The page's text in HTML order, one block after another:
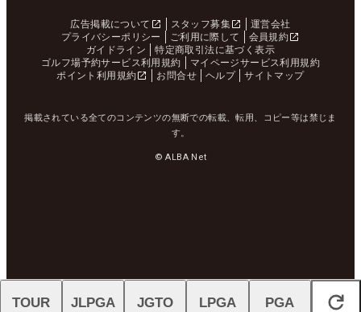
広告掲載について スタッフ募集
運営会社
プライバシーポリシー
ご利用に際して
会員規約
ガイドライン
特定商取引法に基づく表示
ゴルフ場予約サービス利用規約
マイページサービス利用規約
ポイント利用規約
お問合せ ヘルプ サイトマップ
掲載されている全てのコンテンツの無断での転載、転用、コピー等は禁じま
す。
© ALBA Net
閉じる
TOUR JLPGA JGTO LPGA PGA